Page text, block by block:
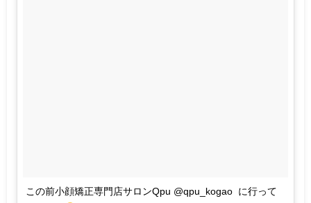
この前小顔矯正専門店サロンQpu @qpu_kogao に行って